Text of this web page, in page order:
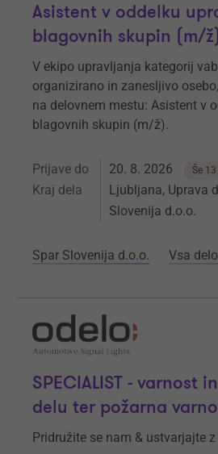
Asistent v oddelku
blagovnih skupin (m/ž)
V ekipo upravljanja kategorij
organizirano in zanesljivo
na delovnem mestu: Asistent v
blagovnih skupin (m/ž).
Prijave do 20. 8. 2026 Še
Kraj dela
Ljubljana, Uprava
Slovenija d.o.o.
Spar Slovenija d.o.o. Vsa
SPECIALIST - varnost
delu ter požarna
Pridružite se nam & ustvarjajte